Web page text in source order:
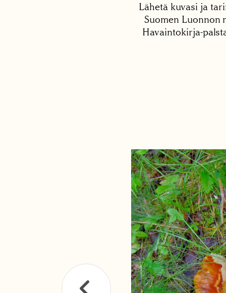
Lähetä kuvasi ja
Suomen Luonnon
Havaintokirja-